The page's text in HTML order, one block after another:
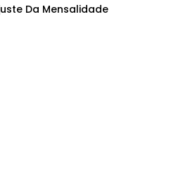
Da Mensalidade